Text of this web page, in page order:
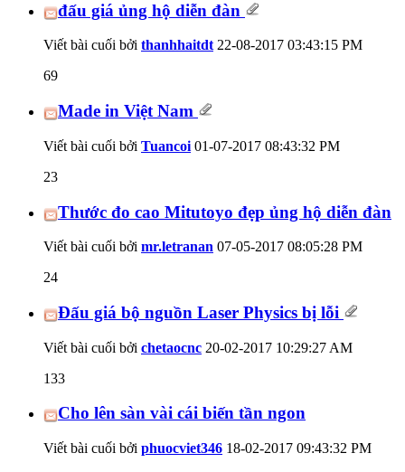
đấu giá ủng hộ diễn đàn
Viết bài cuối bởi thanhhaitdt 22-08-2017 03:43:15 PM
69
Made in Việt Nam
Viết bài cuối bởi Tuancoi 01-07-2017 08:43:32 PM
23
Thước đo cao Mitutoyo đẹp ủng hộ diễn đàn
Viết bài cuối bởi mr.letranan 07-05-2017 08:05:28 PM
24
Đấu giá bộ nguồn Laser Physics bị lỗi
Viết bài cuối bởi chetaocnc 20-02-2017 10:29:27 AM
133
Cho lên sàn vài cái biến tần ngon
Viết bài cuối bởi phuocviet346 18-02-2017 09:43:32 PM